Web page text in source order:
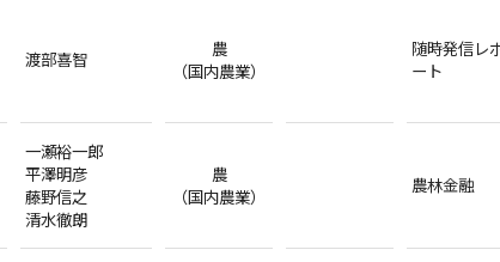
渡部喜智
農
（国内農業）
随時発信レ
ート
一瀬裕一郎
平澤明彦
藤野信之
清水徹朗
農
（国内農業）
農林金融